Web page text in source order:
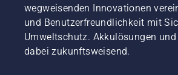
wegweisenden Innovationen
und Benutzerfreundlichkeit mit
Umweltschutz. Akkulösungen
dabei zukunftsweisend.